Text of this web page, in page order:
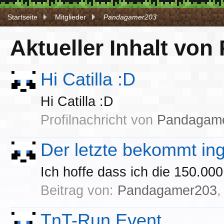
Startseite Mitglieder Pandagamer203
Aktueller Inhalt von
Hi Catilla :D
Hi Catilla :D
Profilnachricht von
Der letzte bekommt
Ich hoffe dass ich die
Beitrag von: Pandagamer203